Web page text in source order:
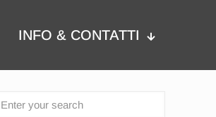
INFO & CONTATTI